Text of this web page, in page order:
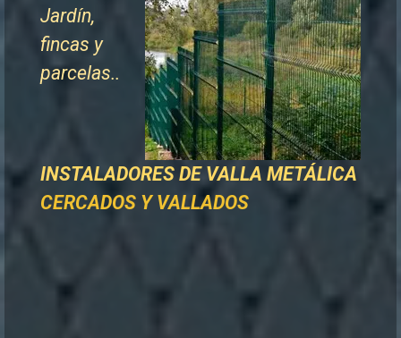
Jardín,
fincas y
parcelas..
INSTALADORES DE VALLA METÁLICA
CERCADOS Y VALLADOS